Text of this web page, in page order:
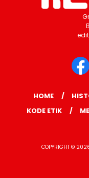
HOME
KODE ETIK
COPYRIGHT ©